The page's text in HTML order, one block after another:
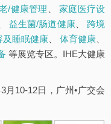
/健康管理 、家庭医疗设
益生菌/肠道健康、 跨境
及睡眠健康 体育健康
等展览专区。IHE大健康
月10-12日，广州•广交会